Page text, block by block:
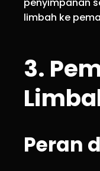
limbah ke
3.
Peran